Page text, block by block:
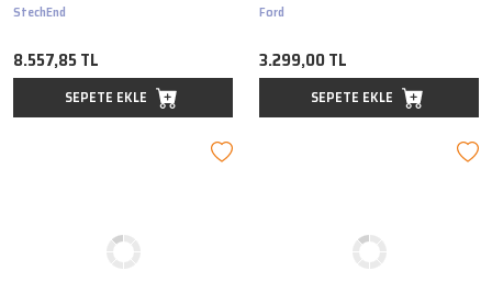
StechEnd
8.557,85 TL
SEPETE EKLE
Ford
3.299,00 TL
SEPETE EKLE